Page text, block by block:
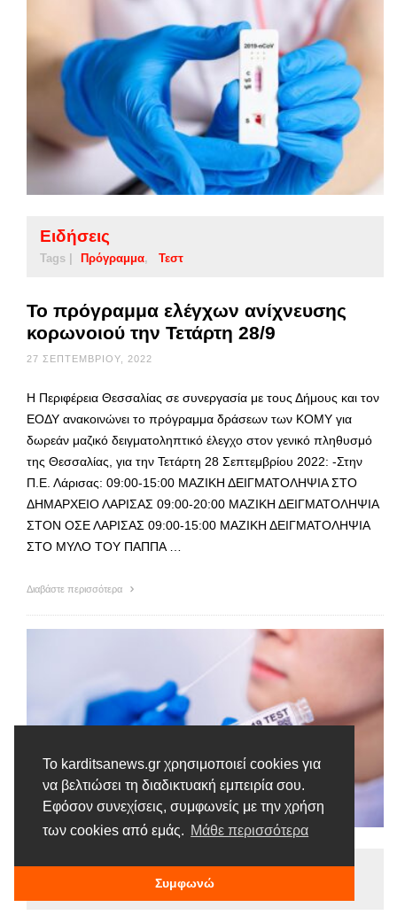
Το karditsanews.gr χρησιμοποιεί cookies για
να βελτιώσει τη διαδικτυακή εμπειρία σου.
Εφόσον συνεχίσεις, συμφωνείς με την χρήση
των cookies από εμάς. Μάθε περισσότερα
Συμφωνώ
Ειδήσεις
Tags | Πρόγραμμα Τεστ
Το πρόγραμμα ελέγχων ανίχνευσης
κορωνοιού την Τετάρτη 28/9
27 ΣΕΠΤΕΜΒΡΊΟΥ, 2022
Η Περιφέρεια Θεσσαλίας σε συνεργασία με τους Δήμους και τον
ΕΟΔΥ ανακοινώνει το πρόγραμμα δράσεων των ΚΟΜΥ για
δωρεάν μαζικό δειγματοληπτικό έλεγχο στον γενικό πληθυσμό
της Θεσσαλίας, για την Τετάρτη 28 Σεπτεμβρίου 2022: -Στην
Π.Ε. Λάρισας: 09:00-15:00 ΜΑΖΙΚΗ ΔΕΙΓΜΑΤΟΛΗΨΙΑ ΣΤΟ
ΔΗΜΑΡΧΕΙΟ ΛΑΡΙΣΑΣ 09:00-20:00 ΜΑΖΙΚΗ ΔΕΙΓΜΑΤΟΛΗΨΙΑ
ΣΤΟΝ ΟΣΕ ΛΑΡΙΣΑΣ 09:00-15:00 ΜΑΖΙΚΗ ΔΕΙΓΜΑΤΟΛΗΨΙΑ
ΣΤΟ ΜΥΛΟ ΤΟΥ ΠΑΠΠΑ …
Διαβάστε περισσότερα
Ειδήσεις
Τεστ